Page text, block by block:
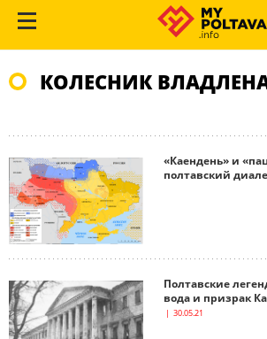
КОЛЕСНИК
«Каендень» и
полтавский
Полтавские
вода и призрак
| 30.05.21